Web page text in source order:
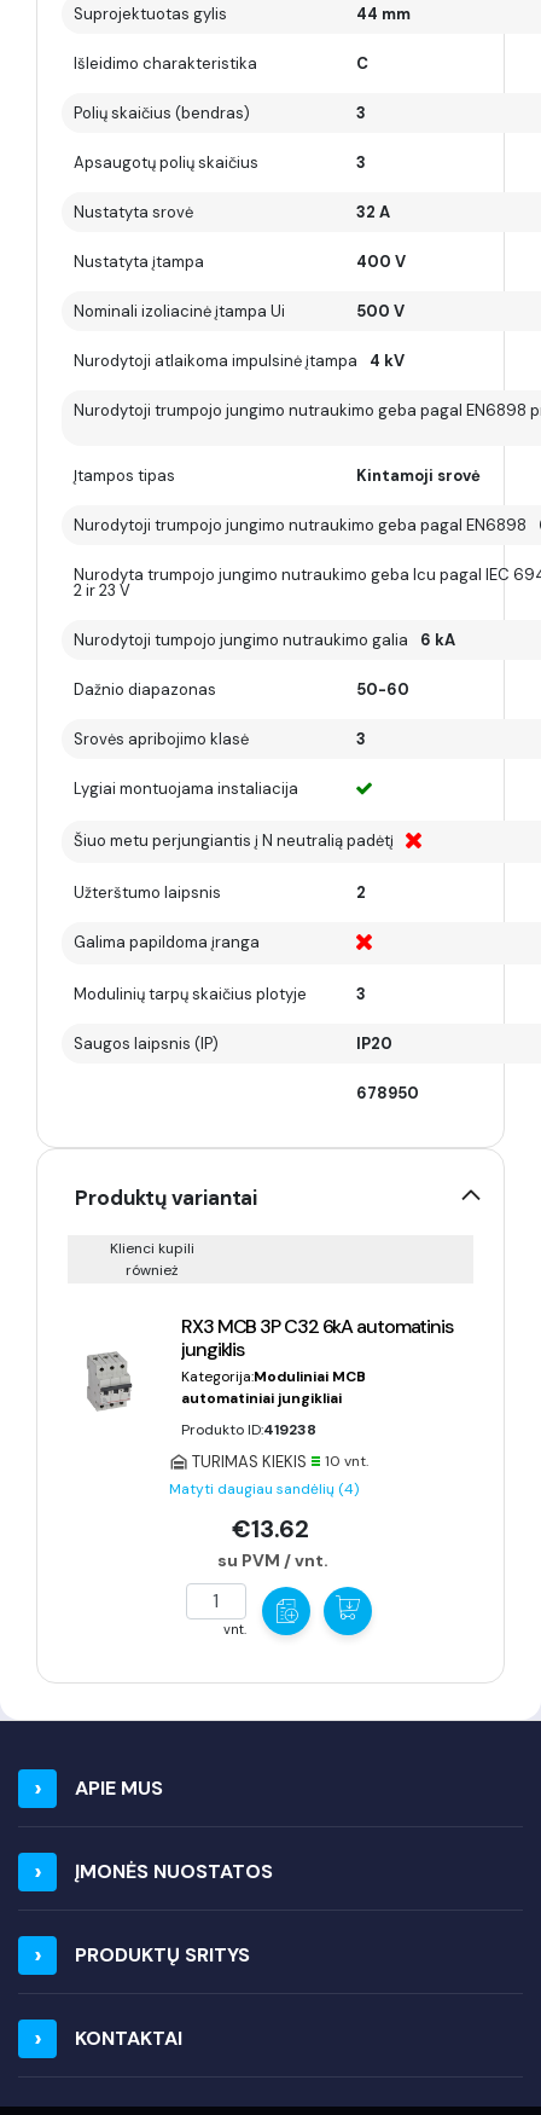
Suprojektuotas gylis 44 mm
Išleidimo charakteristika C
Polių skaičius (bendras) 3
Apsaugotų polių skaičius 3
Nustatyta srovė 32 A
Nustatyta įtampa 400 V
Nominali izoliacinė įtampa Ui 500 V
Nurodytoji atlaikoma impulsinė įtampa 4 kV
Nurodytoji trumpojo jungimo nutraukimo geba pagal EN6898
Įtampos tipas Kintamoji srovė
Nurodytoji trumpojo jungimo nutraukimo geba pagal EN6898
Nurodyta trumpojo jungimo nutraukimo geba Icu pagal IEC
2 ir 23 V
Nurodytoji tumpojo jungimo nutraukimo galia 6 kA
Dažnio diapazonas 50-60
Srovės apribojimo klasė 3
Lygiai montuojama instaliacija
Šiuo metu perjungiantis į N neutralią padėtį
Užterštumo laipsnis 2
Galima papildoma įranga
Modulinių tarpų skaičius plotyje 3
Saugos laipsnis (IP) IP20
678950
Produktų variantai
Klienci kupili
również
RX3 MCB 3P C32 6kA automatinis
jungiklis
Kategorija:Moduliniai MCB
automatiniai jungikliai
Produkto ID:419238
10 vnt.
TURIMAS KIEKIS
Matyti daugiau sandėlių (4)
€13.62
su PVM / vnt.
vnt.
APIE MUS
ĮMONĖS NUOSTATOS
PRODUKTŲ SRITYS
KONTAKTAI